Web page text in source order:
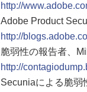
http://
Adobe Product
http://
脆弱性の報告者、
http://
Secuniaによる脆弱